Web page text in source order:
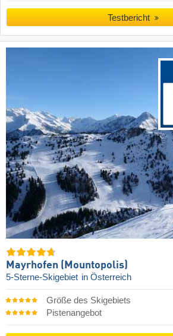
Testbericht
Mayrhofen (Mountopolis)
5-Sterne-Skigebiet in Österreich
Größe des Skigebiets
Pistenangebot